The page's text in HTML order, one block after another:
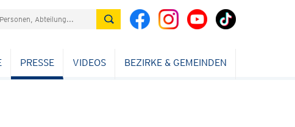
PRESSE VIDEOS BEZIRKE & GEMEINDEN